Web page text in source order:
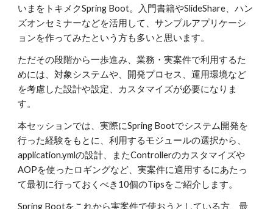
いまをトキメクSpring Boot。入門書籍やSlideShare、ハン
ズオンセミナーなどを活用して、サンプルアプリケーシ
ョンを作ってみたという方も多いと思います。
ただその段階から一歩進み、業務・実案件で利用するた
めには、対象システムや、開発プロセス、運用環境など
を考慮した設計や設定、カスタマイズが必要になりま
す。
本セッションでは、実際にSpring Bootでシステム開発を
行った経験をもとに、利用するモジュールの選択から、
application.ymlの設計、またControllerのカスタマイズや
AOPを使ったロギングなど、実案件に適用するにあたっ
て最初に行っておくべき10個のTipsをご紹介します。
Spring Bootをこれから実案件で使おうとしている方、最